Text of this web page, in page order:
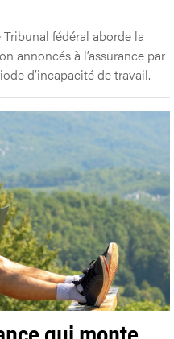
fédéral aborde la
annoncés à l’assurance par
d’incapacité de travail.